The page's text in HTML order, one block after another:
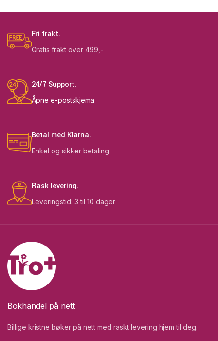
Fri frakt.
Gratis frakt over 499,-
24/7 Support.
Åpne e-postskjema
Betal med Klarna.
Enkel og sikker betaling
Rask levering.
Leveringstid: 3 til 10 dager
Bokhandel på nett
Billige kristne bøker på nett med raskt levering hjem til deg.